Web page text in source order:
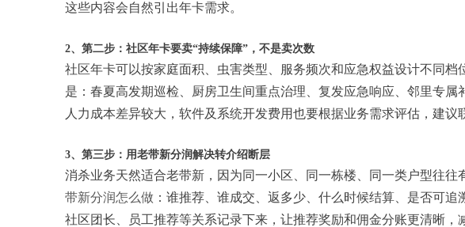
这些内容会自然引出年卡需求。
2、第二步：社区年卡要卖“持续保障”，不是卖次数
社区年卡可以按家庭面积、虫害类型、服务频次和应急权益设计不同档
是：春夏高发期巡检、厨房卫生间重点治理、复发应急响应、邻里专
人力成本差异较大，软件及系统开发费用也要根据业务需求评估，建议
3、第三步：用老带新分润解决转介绍断层
消杀业务天然适合老带新，因为同一小区、同一栋楼、同一类户型往往
带新分润怎么做 ：谁推荐、谁成交、返多少、什么时候结算、是否可
社区团长、员工推荐等关系记录下来，让推荐奖励和佣金分账更清晰，